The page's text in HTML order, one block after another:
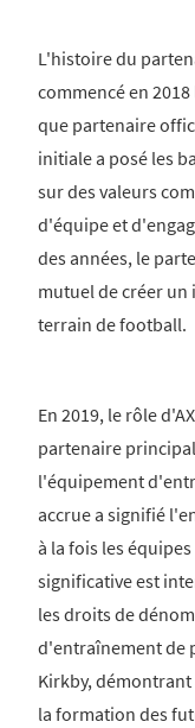
L'histoire du
commencé en
que partenaire
initiale a posé les
sur des valeurs
d'équipe et
des années, le
mutuel de créer
terrain de football.
En 2019, le rôle
partenaire
l'équipement
accrue a signifié
à la fois les
significative est
les droits de
d'entraînement de
Kirkby, démontrant
la formation des